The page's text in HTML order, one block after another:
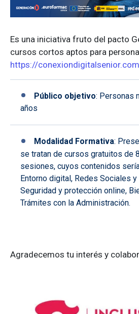
Es una iniciativa fruto del pacto
cursos cortos aptos para
https://
Público objetivo: Personas
años
Modalidad Formativa:
se tratan de cursos gratuitos de
sesiones, cuyos contenidos
Entorno digital, Redes Sociales y
Seguridad y protección online,
Trámites con la Administración.
Agradecemos tu interés y